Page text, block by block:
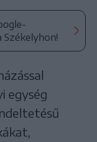
Székelyhon!
egység